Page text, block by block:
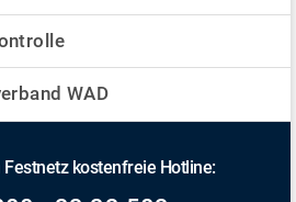
WAD
kostenfreie Hotline: